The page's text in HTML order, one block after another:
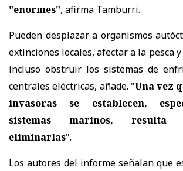
"enormes", afirma Tamburri.
Pueden desplazar a organismos
extinciones locales, afectar a la pesca
incluso obstruir los sistemas de
centrales eléctricas, añade. "Una vez
invasoras se establecen,
sistemas marinos,
eliminarlas".
Los autores del informe señalan que